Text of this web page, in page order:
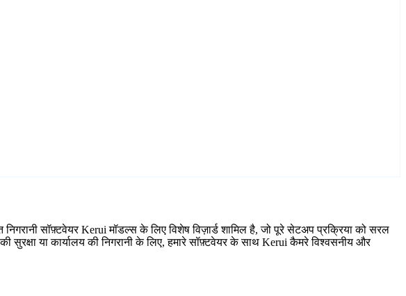
सॉफ़्टवेयर Kerui मॉडल्स के लिए विशेष विज़ार्ड शामिल है, जो पूरे सेटअप प्रक्रिया को सरल
या कार्यालय की निगरानी के लिए, हमारे सॉफ़्टवेयर के साथ Kerui कैमरे विश्वसनीय और